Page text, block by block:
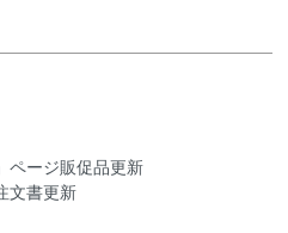
ージ販促品更新
文書更新